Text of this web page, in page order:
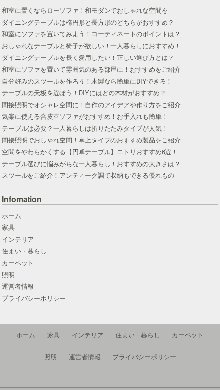
和室に置くならローソファ！和モダンでおしゃれな空間を
ダイニングテーブルは楕円形と長方形のどちらがおすすめ？
和室にソファを置いてみよう！コーディネートのポイントは？
おしゃれなテーブルと椅子が欲しい！一人暮らしにおすすめ！
ダイニングテーブルを長く愛用したい！正しい選び方とは？
和室にソファを置いて雰囲気のある部屋に！おすすめをご紹介
自分好みのスツールを作ろう！木製なら簡単にDIYできる！
テーブルの天板を選ぼう！DIYにはどの木材がおすすめ？
間接照明でオシャレ空間に！自作のアイデアや作り方をご紹介
気楽に使える合皮革ソファがおすすめ！お手入れも簡単！
テーブルは必要？一人暮らしは折りたたみタイプが人気！
間接照明でおしゃれ空間！卓上タイプのおすすめ製品をご紹介
空間をやわらかくする【円卓テーブル】ニトリおすすめ6選！
テーブル選びに悩みがちな一人暮らし！おすすめの大きさは？
スツールをご紹介！アンティーク調で収納もできる優れもの
Infomation
ホーム
家具
インテリア
住まい・暮らし
カーペット
照明
運営者情報
プライバシーポリシー
ホーム 家具 インテリア 住まい・暮らし カーペット
照明 運営者情報 プライバシーポリシー